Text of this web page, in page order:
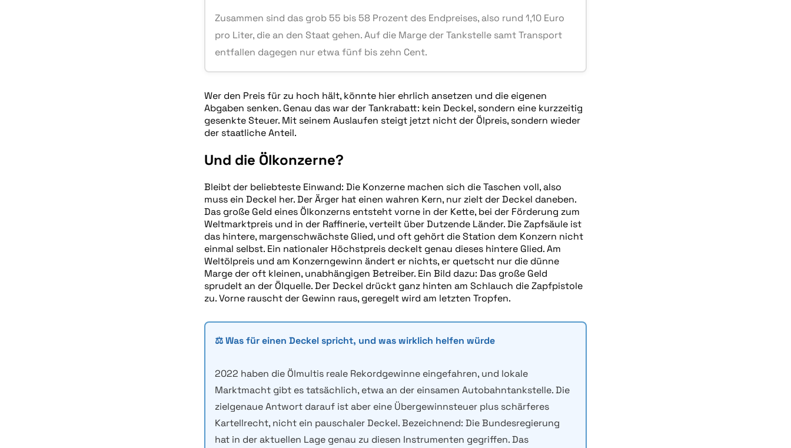
Zusammen sind das grob 55 bis 58 Prozent des Endpreises, also rund 1,10 Euro
pro Liter, die an den Staat gehen. Auf die Marge der Tankstelle samt Transport
entfallen dagegen nur etwa fünf bis zehn Cent.
Wer den Preis für zu hoch hält, könnte hier ehrlich ansetzen und die eigenen
Abgaben senken. Genau das war der Tankrabatt: kein Deckel, sondern eine kurzzeitig
gesenkte Steuer. Mit seinem Auslaufen steigt jetzt nicht der Ölpreis, sondern wieder
der staatliche Anteil.
Und die Ölkonzerne?
Bleibt der beliebteste Einwand: Die Konzerne machen sich die Taschen voll, also
muss ein Deckel her. Der Ärger hat einen wahren Kern, nur zielt der Deckel daneben.
Das große Geld eines Ölkonzerns entsteht vorne in der Kette, bei der Förderung zum
Weltmarktpreis und in der Raffinerie, verteilt über Dutzende Länder. Die Zapfsäule ist
das hintere, margenschwächste Glied, und oft gehört die Station dem Konzern nicht
einmal selbst. Ein nationaler Höchstpreis deckelt genau dieses hintere Glied. Am
Weltölpreis und am Konzerngewinn ändert er nichts, er quetscht nur die dünne
Marge der oft kleinen, unabhängigen Betreiber. Ein Bild dazu: Das große Geld
sprudelt an der Ölquelle. Der Deckel drückt ganz hinten am Schlauch die Zapfpistole
zu. Vorne rauscht der Gewinn raus, geregelt wird am letzten Tropfen.
⚖️ Was für einen Deckel spricht, und was wirklich helfen würde
2022 haben die Ölmultis reale Rekordgewinne eingefahren, und lokale
Marktmacht gibt es tatsächlich, etwa an der einsamen Autobahntankstelle. Die
zielgenaue Antwort darauf ist aber eine Übergewinnsteuer plus schärferes
Kartellrecht, nicht ein pauschaler Deckel. Bezeichnend: Die Bundesregierung
hat in der aktuellen Lage genau zu diesen Instrumenten gegriffen. Das